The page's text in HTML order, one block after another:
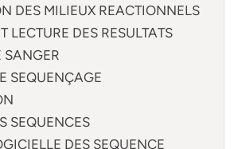
DES MILIEUX REACTIONNELS
LECTURE DES RESULTATS
SANGER
SEQUENÇAGE
SEQUENCES
DES SEQUENCE